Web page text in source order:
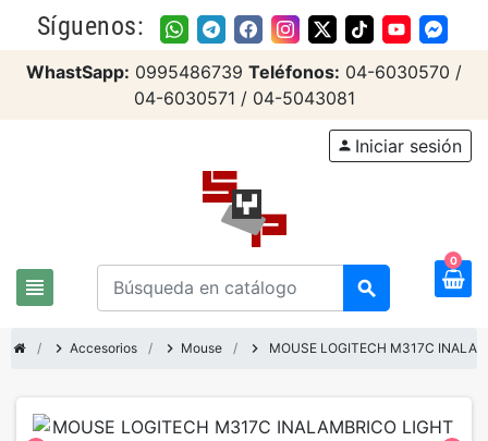
Síguenos:
WhastSapp: 0995486739 Teléfonos: 04-6030570 /
04-6030571 / 04-5043081
view_headline search
person Iniciar sesión
0
chevron_right Accesorios chevron_right Mouse chevron_right MOUSE LOGITECH M317C